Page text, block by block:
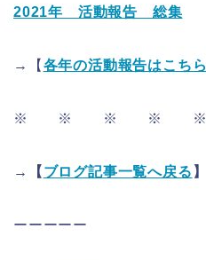
2021年 活動報告 総集
→【 各年の活動報告はこちら
※ ※ ※ ※ ※
→【 ブログ記事一覧へ戻る 】
ーーーーー